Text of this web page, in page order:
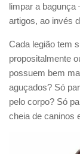
limpar a bagunça
artigos, ao invés
Cada legião tem
propositalmente
possuem bem
aguçados? Só
pelo corpo? Só
cheia de caninos